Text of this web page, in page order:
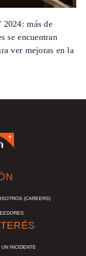
2024: más de
se encuentran
ver mejoras en la
(CAREERS)
UN INCIDENTE